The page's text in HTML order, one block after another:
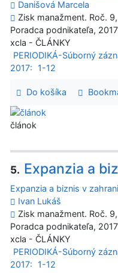
Danišová Marcela
Zisk manažment. Roč.
Poradca podnikateľa, 2017
xcla - ČLÁNKY
PERIODIKÁ-Súborný
2017:
1-12
Do košíka
článok
5. Expanzia a
Expanzia a biznis v
Ivan Lukáš
Zisk manažment. Roč.
Poradca podnikateľa, 2017
xcla - ČLÁNKY
PERIODIKÁ-Súborný
2017:
1-12